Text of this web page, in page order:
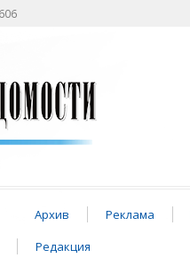
Архив Реклама
Редакция